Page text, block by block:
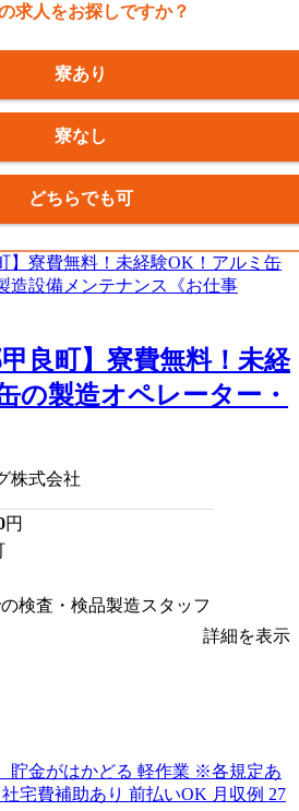
求人をお探しですか？
寮あり
寮なし
どちらでも可
甲良町】寮費無料！未経
の製造オペレーター・
株式会社
円
検査・検品製造スタッフ
詳細を表示